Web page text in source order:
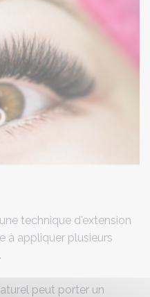
technique d'extension
à appliquer plusieurs
peut porter un